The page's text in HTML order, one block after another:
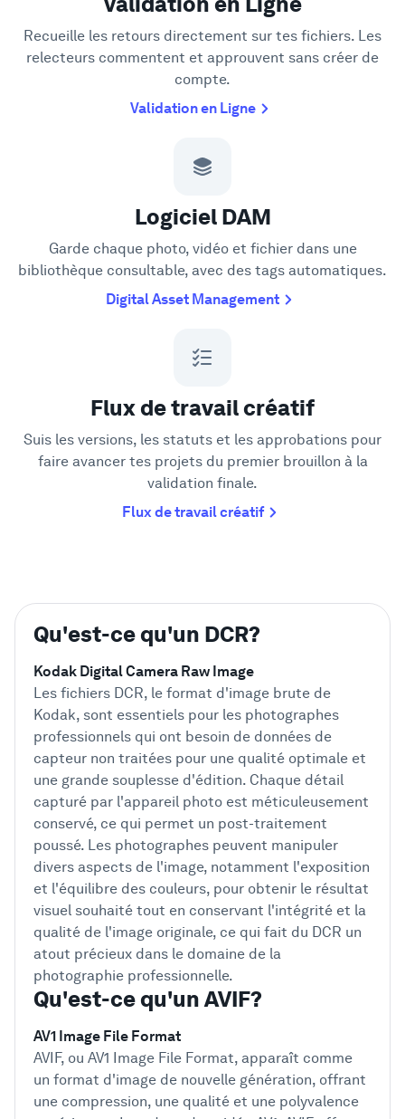
Recueille les retours directement sur tes fichiers. Les
relecteurs commentent et approuvent sans créer de
compte.
Validation en Ligne
Logiciel DAM
Garde chaque photo, vidéo et fichier dans une
bibliothèque consultable, avec des tags automatiques.
Digital Asset Management
Flux de travail créatif
Suis les versions, les statuts et les approbations pour
faire avancer tes projets du premier brouillon à la
validation finale.
Flux de travail créatif
Qu'est-ce qu'un DCR?
Kodak Digital Camera Raw Image
Les fichiers DCR, le format d'image brute de
Kodak, sont essentiels pour les photographes
professionnels qui ont besoin de données de
capteur non traitées pour une qualité optimale et
une grande souplesse d'édition. Chaque détail
capturé par l'appareil photo est méticuleusement
conservé, ce qui permet un post-traitement
poussé. Les photographes peuvent manipuler
divers aspects de l'image, notamment l'exposition
et l'équilibre des couleurs, pour obtenir le résultat
visuel souhaité tout en conservant l'intégrité et la
qualité de l'image originale, ce qui fait du DCR un
atout précieux dans le domaine de la
photographie professionnelle.
Qu'est-ce qu'un AVIF?
AV1 Image File Format
AVIF, ou AV1 Image File Format, apparaît comme
un format d'image de nouvelle génération, offrant
une compression, une qualité et une polyvalence